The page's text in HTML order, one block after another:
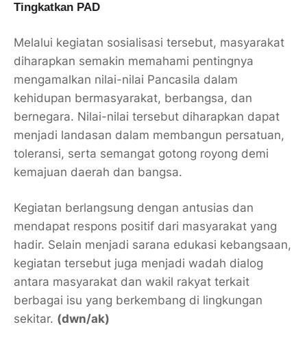
Tingkatkan PAD
Melalui kegiatan sosialisasi tersebut, masyarakat
diharapkan semakin memahami pentingnya
mengamalkan nilai-nilai Pancasila dalam
kehidupan bermasyarakat, berbangsa, dan
bernegara. Nilai-nilai tersebut diharapkan dapat
menjadi landasan dalam membangun persatuan,
toleransi, serta semangat gotong royong demi
kemajuan daerah dan bangsa.
Kegiatan berlangsung dengan antusias dan
mendapat respons positif dari masyarakat yang
hadir. Selain menjadi sarana edukasi kebangsaan,
kegiatan tersebut juga menjadi wadah dialog
antara masyarakat dan wakil rakyat terkait
berbagai isu yang berkembang di lingkungan
sekitar. (dwn/ak)